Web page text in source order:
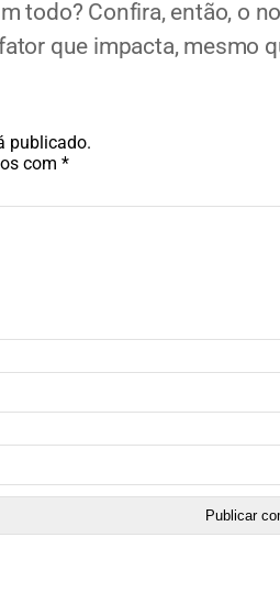
todo? Confira, então, o
que impacta, mesmo
publicado.
com *